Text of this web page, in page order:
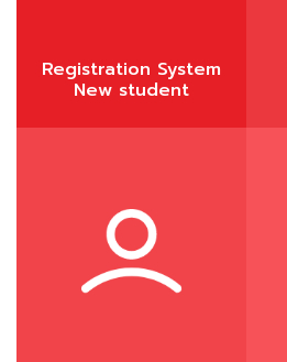
Registration System
New student